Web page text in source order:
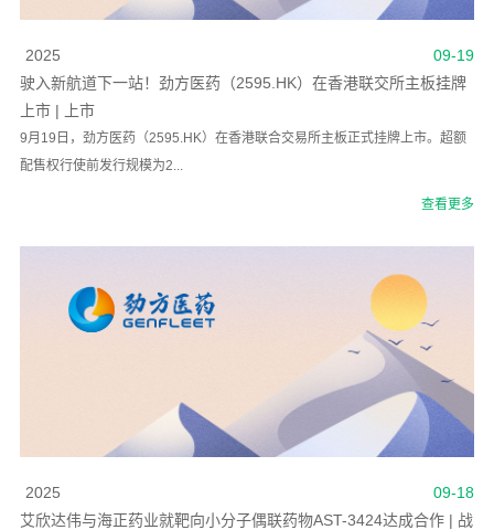
09-19
2025
驶入新航道下一站！劲方医药（2595.HK）在香港联交所主板挂牌
上市 | 上市
9月19日，劲方医药（2595.HK）在香港联合交易所主板正式挂牌上市。超额
配售权行使前发行规模为2...
查看更多
09-18
2025
艾欣达伟与海正药业就靶向小分子偶联药物AST-3424达成合作 | 战